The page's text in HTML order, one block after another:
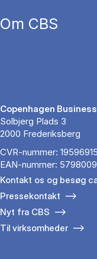
Om CBS
Copenhagen
Solbjerg Plads 3
2000 Frederiksberg
CVR-nummer: 19596915
EAN-nummer:
Kontakt os og besøg
Pressekontakt
Nyt fra CBS
Til virksomheder